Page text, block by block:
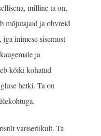
milline ta on,
mõjutajaid ja ohvreid
ini­mese sisemust
ja
kõiki kohatud
hetki. Ta on
variserlikult. Ta